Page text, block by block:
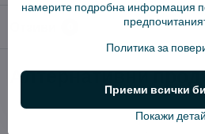
Алтернативни
намерите подробна информация
Политика за
Покажи
Приеми всички